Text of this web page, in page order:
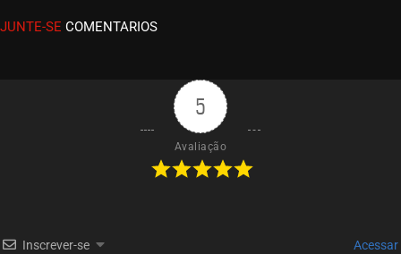
ASSISTIDO
EPISÓDIO 01
janeiro 08, 2026
JUNTE-SE COMENTARIOS
5
Avaliação
Inscrever-se Acessar